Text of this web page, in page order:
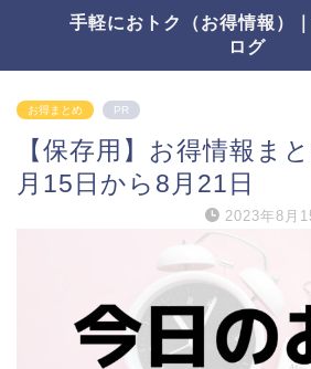
手軽におトク（お得情報）
ログ
お得まとめ PR
【保存用】お得情報ま
月15日から8月21日
2023年8月